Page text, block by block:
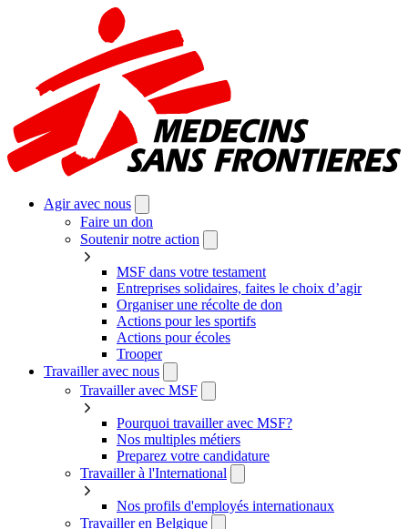
Agir avec nous
Faire un don
Soutenir notre action
MSF dans votre testament
Entreprises solidaires, faites le choix d’agir
Organiser une récolte de don
Actions pour les sportifs
Actions pour écoles
Trooper
Travailler avec nous
Travailler avec MSF
Pourquoi travailler avec MSF?
Nos multiples métiers
Preparez votre candidature
Travailler à l'International
Nos profils d'employés internationaux
Travailler en Belgique